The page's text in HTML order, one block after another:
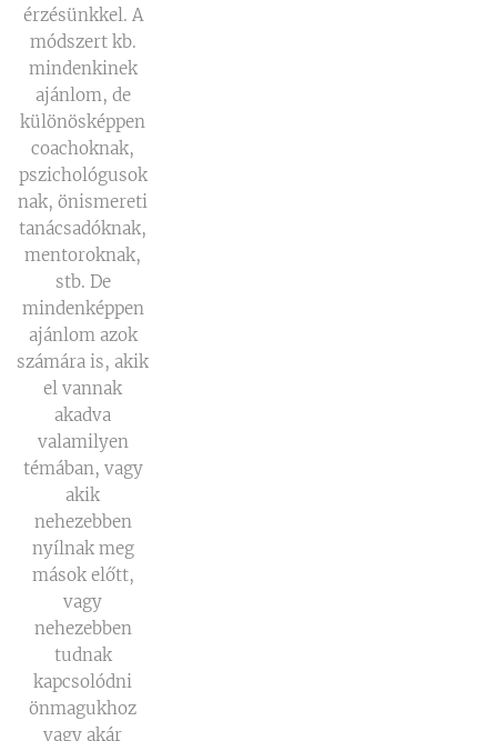
érzésünkkel. A
módszert kb.
mindenkinek
ajánlom, de
különösképpen
coachoknak,
pszichológusok
nak, önismereti
tanácsadóknak,
mentoroknak,
stb. De
mindenképpen
ajánlom azok
számára is, akik
el vannak
akadva
valamilyen
témában, vagy
akik
nehezebben
nyílnak meg
mások előtt,
vagy
nehezebben
tudnak
kapcsolódni
önmagukhoz
vagy akár